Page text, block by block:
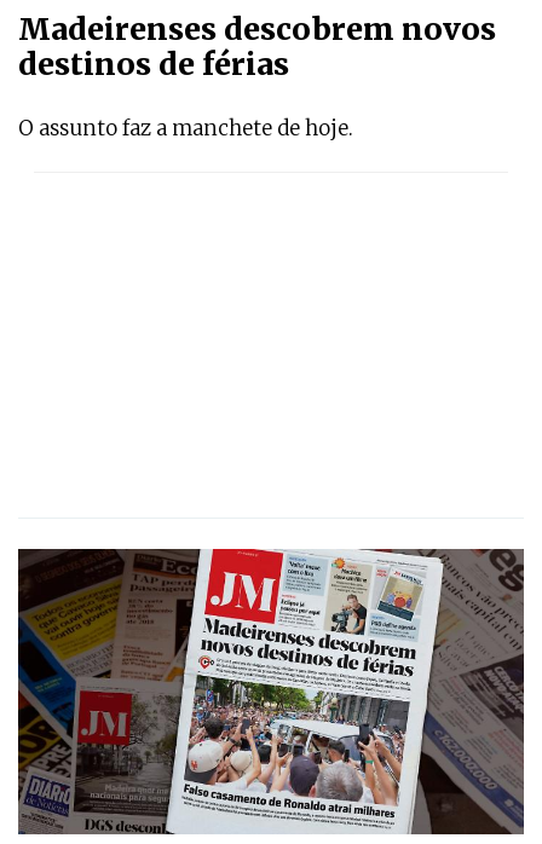
Madeirenses descobrem novos
destinos de férias
O assunto faz a manchete de hoje.